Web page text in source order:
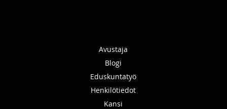
Avustaja
Blogi
Eduskuntatyö
Henkilötiedot
Kansi